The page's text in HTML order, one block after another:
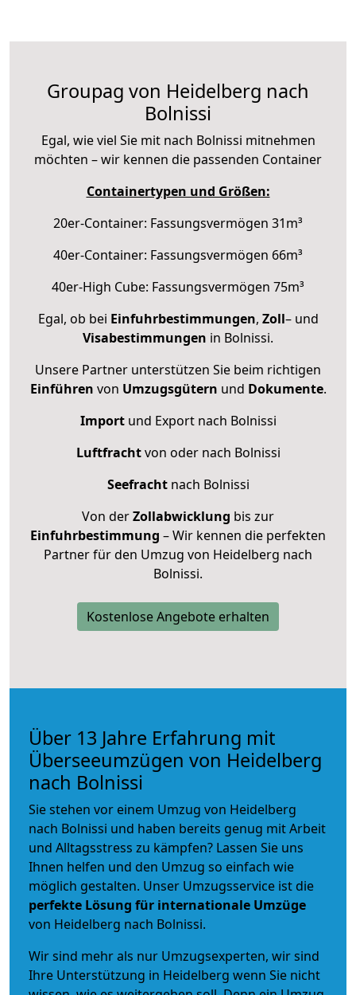
Groupag von Heidelberg nach
Bolnissi
Egal, wie viel Sie mit nach Bolnissi mitnehmen
möchten – wir kennen die passenden Container
Containertypen und Größen:
20er-Container: Fassungsvermögen 31m³
40er-Container: Fassungsvermögen 66m³
40er-High Cube: Fassungsvermögen 75m³
Egal, ob bei Einfuhrbestimmungen, Zoll– und
Visabestimmungen in Bolnissi.
Unsere Partner unterstützen Sie beim richtigen
Einführen von Umzugsgütern und Dokumente.
Importund Export nach Bolnissi
Luftfrachtvon oder nach Bolnissi
Seefrachtnach Bolnissi
Von derZollabwicklung bis zur
Einfuhrbestimmung – Wir kennen die perfekten
Partner für den Umzug von Heidelberg nach
Bolnissi.
Kostenlose Angebote erhalten
Über 13 Jahre Erfahrung mit
Überseeumzügen von Heidelberg
nach Bolnissi
Sie stehen vor einem Umzug von Heidelberg
nach Bolnissi und haben bereits genug mit Arbeit
und Alltagsstress zu kämpfen? Lassen Sie uns
Ihnen helfen und den Umzug so einfach wie
möglich gestalten. Unser Umzugsservice ist die
perfekte Lösung für internationale Umzüge
von Heidelberg nach Bolnissi.
Wir sind mehr als nur Umzugsexperten, wir sind
Ihre Unterstützung in Heidelberg wenn Sie nicht